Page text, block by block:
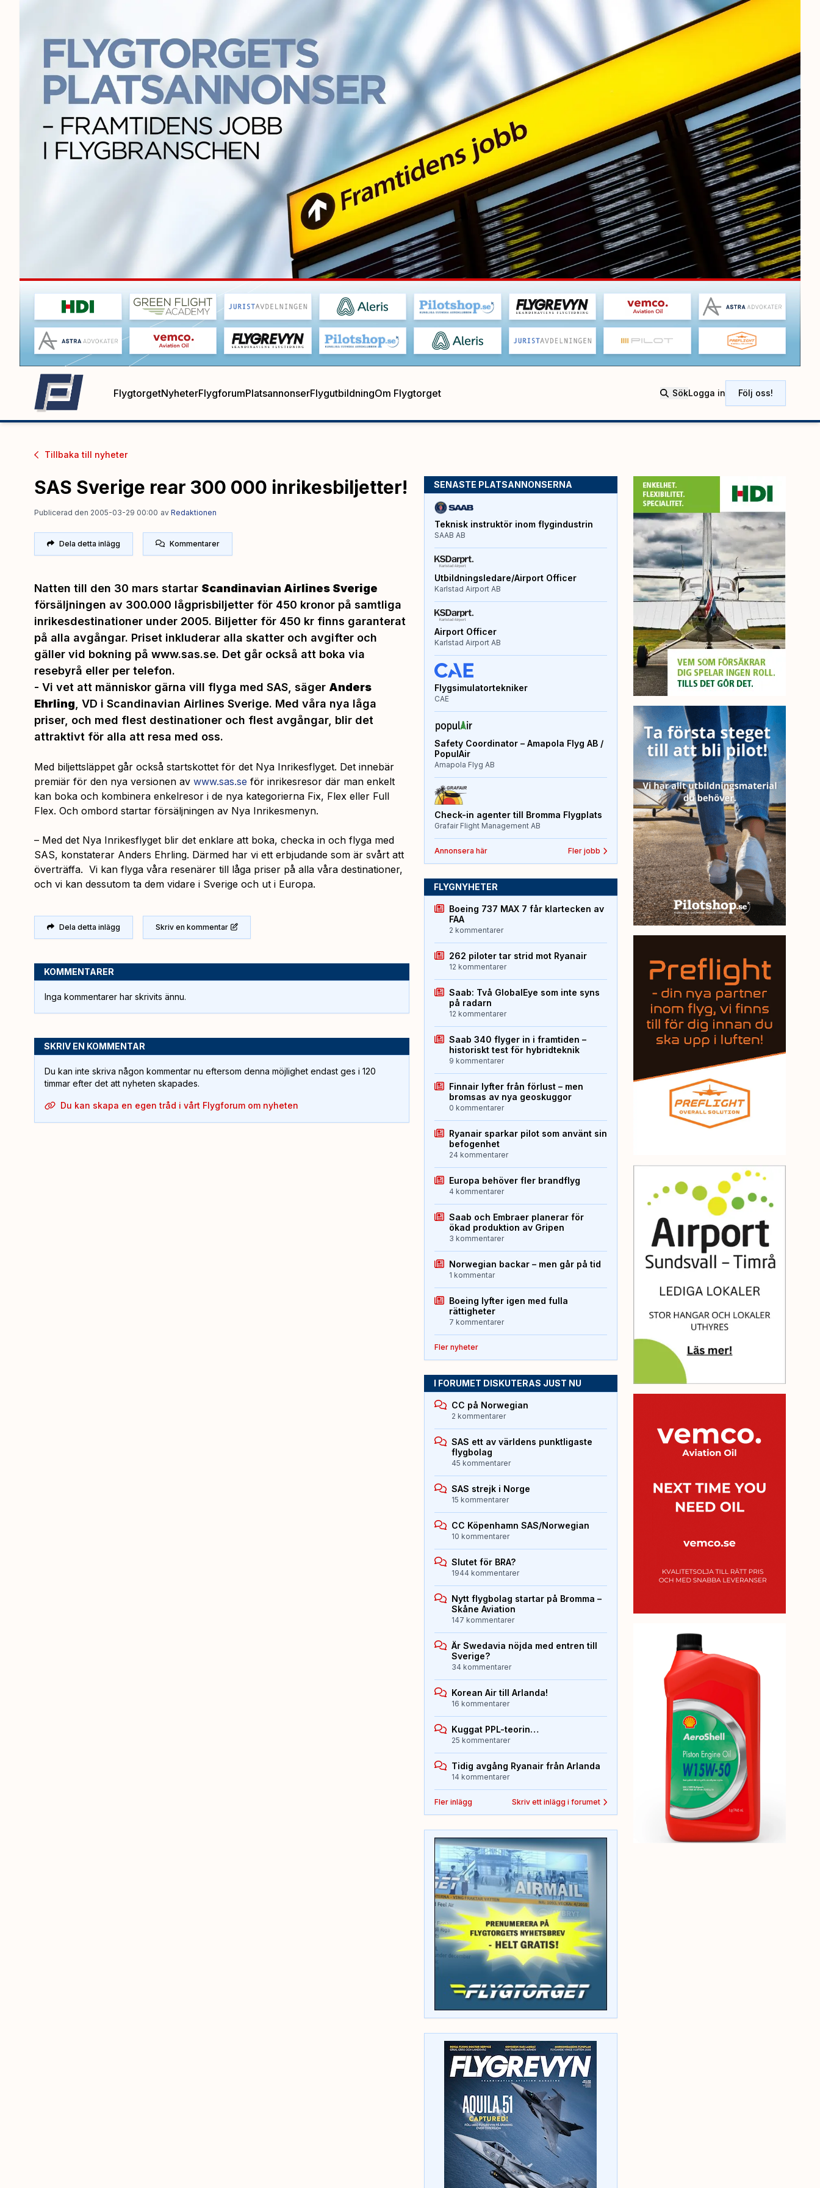
FlygtorgetNyheterFlygforumPlatsannonserFlygutbildningOm Flygtorget SökLogga in Följ oss!
Tillbaka till nyheter
SAS Sverige rear 300 000 inrikesbiljetter!
Publicerad den 2005-03-29 00:00 av Redaktionen
Dela detta inlägg Kommentarer
Natten till den 30 mars startar Scandinavian Airlines Sverige
försäljningen av 300.000 lågprisbiljetter för 450 kronor på samtliga
inrikesdestinationer under 2005. Biljetter för 450 kr finns garanterat
på alla avgångar. Priset inkluderar alla skatter och avgifter och
gäller vid bokning på www.sas.se. Det går också att boka via
resebyrå eller per telefon.
- Vi vet att människor gärna vill flyga med SAS , säger Anders
Ehrling VD i Scandinavian Airlines Sverige. Med våra nya låga
priser, och med flest destinationer och flest avgångar, blir det
attraktivt för alla att resa med oss.
Med biljettsläppet går också startskottet för det Nya Inrikesflyget. Det innebär
premiär för den nya versionen av www.sas.se för inrikesresor där man enkelt
kan boka och kombinera enkelresor i de nya kategorierna Fix, Flex eller Full
Flex. Och ombord startar försäljningen av Nya Inrikesmenyn.
– Med det Nya Inrikesflyget blir det enklare att boka, checka in och flyga med
SAS, konstaterar Anders Ehrling. Därmed har vi ett erbjudande som är svårt att
överträffa. Vi kan flyga våra resenärer till låga priser på alla våra destinationer,
och vi kan dessutom ta dem vidare i Sverige och ut i Europa.
Dela detta inlägg Skriv en kommentar
KOMMENTARER
Inga kommentarer har skrivits ännu.
SKRIV EN KOMMENTAR
Du kan inte skriva någon kommentar nu eftersom denna möjlighet endast ges i 120
timmar efter det att nyheten skapades.
Du kan skapa en egen tråd i vårt Flygforum om nyheten
SENASTE PLATSANNONSERNA
Teknisk instruktör inom flygindustrin
SAAB AB
Utbildningsledare/Airport Officer
Karlstad Airport AB
Airport Officer
Karlstad Airport AB
Flygsimulatortekniker
CAE
Safety Coordinator – Amapola Flyg AB /
PopulAir
Amapola Flyg AB
Check-in agenter till Bromma Flygplats
Grafair Flight Management AB
Annonsera här Fler jobb
FLYGNYHETER
Boeing 737 MAX 7 får klartecken av
FAA
2 kommentarer
262 piloter tar strid mot Ryanair
12 kommentarer
Saab: Två GlobalEye som inte syns
på radarn
12 kommentarer
Saab 340 flyger in i framtiden –
historiskt test för hybridteknik
9 kommentarer
Finnair lyfter från förlust – men
bromsas av nya geoskuggor
0 kommentarer
Ryanair sparkar pilot som använt sin
befogenhet
24 kommentarer
Europa behöver fler brandflyg
4 kommentarer
Saab och Embraer planerar för
ökad produktion av Gripen
3 kommentarer
Norwegian backar – men går på tid
1 kommentar
Boeing lyfter igen med fulla
rättigheter
7 kommentarer
Fler nyheter
I FORUMET DISKUTERAS JUST NU
CC på Norwegian
2 kommentarer
SAS ett av världens punktligaste
flygbolag
45 kommentarer
SAS strejk i Norge
15 kommentarer
CC Köpenhamn SAS/Norwegian
10 kommentarer
Slutet för BRA?
1944 kommentarer
Nytt flygbolag startar på Bromma –
Skåne Aviation
147 kommentarer
Är Swedavia nöjda med entren till
Sverige?
34 kommentarer
Korean Air till Arlanda!
16 kommentarer
Kuggat PPL-teorin…
25 kommentarer
Tidig avgång Ryanair från Arlanda
14 kommentarer
Fler inlägg Skriv ett inlägg i forumet